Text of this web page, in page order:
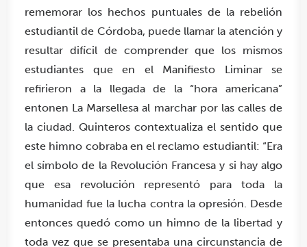
rememorar los hechos puntuales de la rebelión
estudiantil de Córdoba, puede llamar la atención y
resultar difícil de comprender que los mismos
estudiantes que en el Manifiesto Liminar se
refirieron a la llegada de la “hora americana”
entonen La Marsellesa al marchar por las calles de
la ciudad. Quinteros contextualiza el sentido que
este himno cobraba en el reclamo estudiantil: “Era
el símbolo de la Revolución Francesa y si hay algo
que esa revolución representó para toda la
humanidad fue la lucha contra la opresión. Desde
entonces quedó como un himno de la libertad y
toda vez que se presentaba una circunstancia de